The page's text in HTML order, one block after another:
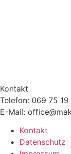
Kontakt
Telefon: 069 75 19
E-Mail:
Kontakt
Datenschutz